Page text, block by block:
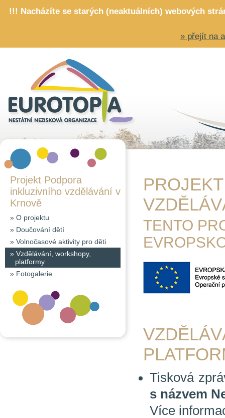
!!! Nacházíte se starých (neaktuálních) webových
» přejít na
Projekt Podpora
inkluzivního vzdělávání v
Krnově
» O projektu
» Doučování dětí
» Volnočasové aktivity pro děti
» Vzdělávání, workshopy,
platformy
» Fotogalerie
TENTO
Tisková
s názvem
Více